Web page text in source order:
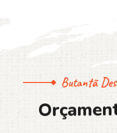
Butantã
Orçamen